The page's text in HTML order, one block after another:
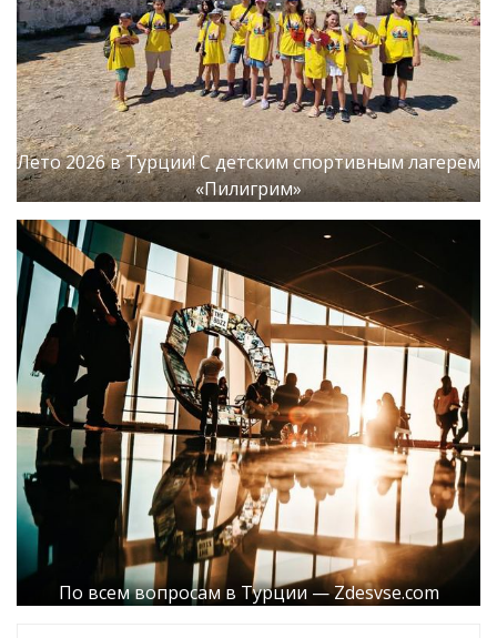
Лето 2026 в Турции! С детским спортивным лагерем
«Пилигрим»
По всем вопросам в Турции — Zdesvse.com